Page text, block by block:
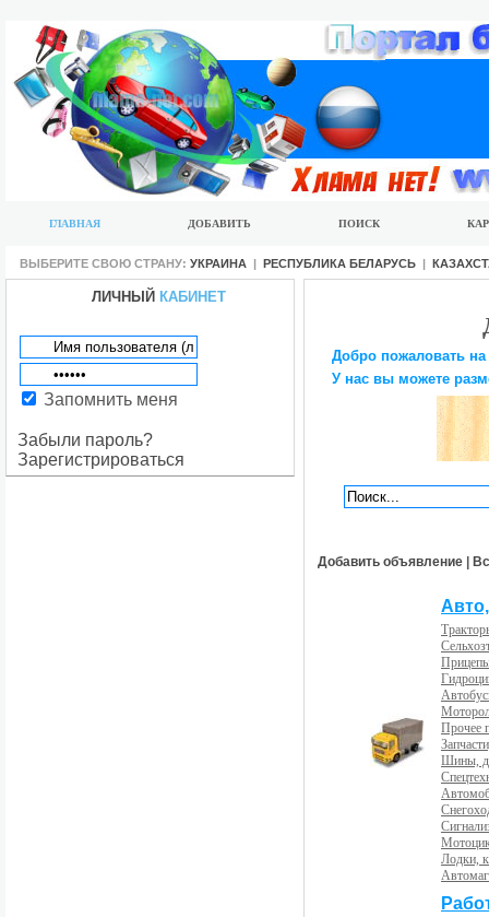
ГЛАВНАЯ ДОБАВИТЬ ПОИСК
ВЫБЕРИТЕ СВОЮ СТРАНУ: УКРАИНА | РЕСПУБЛИКА БЕЛАРУСЬ |
ЛИЧНЫЙ КАБИНЕТ
Запомнить меня
Забыли пароль?
Зарегистрироваться
Добро пожаловать
У нас вы можете
Добавить объявление |
Прочее
Шины,
Лодки,